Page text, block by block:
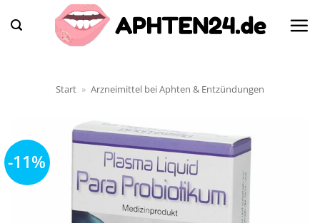
Inhalt
Start » Arzneimittel bei Aphten & Entzündungen
-11%